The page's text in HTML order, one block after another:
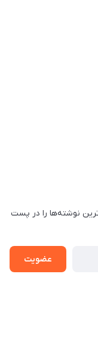
نوشته‌ها را در پست
عضویت